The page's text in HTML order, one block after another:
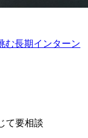
む長期インターン
て要相談